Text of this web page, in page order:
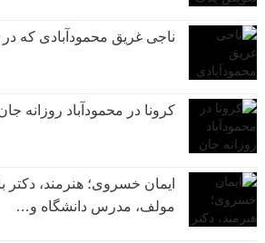
ناجی غریق محمودآبادی که در
کرونا در محمودآباد روزانه
ایمان خسروی؛ هنرمند،
مولف، مدرس دانشگاه و…